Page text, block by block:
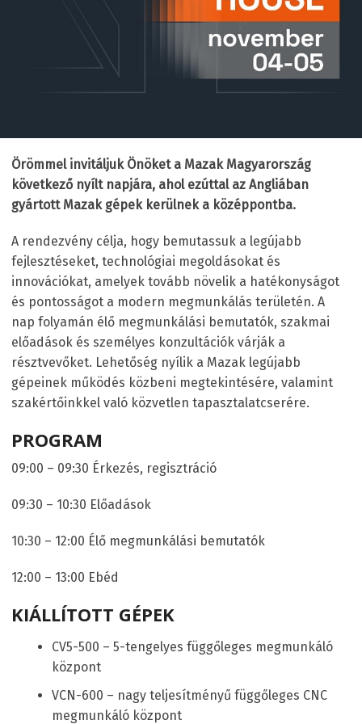
Örömmel invitáljuk Önöket a Mazak Magyarország
következő nyílt napjára, ahol ezúttal az Angliában
gyártott Mazak gépek kerülnek a középpontba.
A rendezvény célja, hogy bemutassuk a legújabb
fejlesztéseket, technológiai megoldásokat és
innovációkat, amelyek tovább növelik a hatékonyságot
és pontosságot a modern megmunkálás területén. A
nap folyamán élő megmunkálási bemutatók, szakmai
előadások és személyes konzultációk várják a
résztvevőket. Lehetőség nyílik a Mazak legújabb
gépeinek működés közbeni megtekintésére, valamint
szakértőinkkel való közvetlen tapasztalatcserére.
PROGRAM
09:00 – 09:30 Érkezés, regisztráció
09:30 – 10:30 Előadások
10:30 – 12:00 Élő megmunkálási bemutatók
12:00 – 13:00 Ebéd
KIÁLLÍTOTT GÉPEK
CV5-500 – 5-tengelyes függőleges megmunkáló
központ
VCN-600 – nagy teljesítményű függőleges CNC
megmunkáló központ